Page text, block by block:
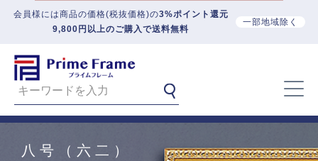
会員様には商品の価格(税抜価格)の3%ポイント還元
9,800円以上のご購入で送料無料
一部地域除く
八号（六二）